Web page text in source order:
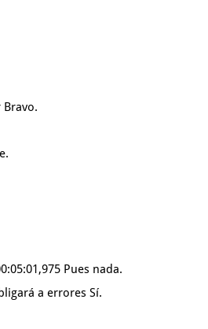
Bravo.
Pues nada.
a errores Sí.